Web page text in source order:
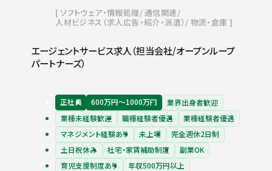
ソフトウェア・情報処理 通信関連
人材ビジネス（求人広告・紹介・派遣）
物流・倉庫
エージェントサービス求人（担当会社/オープンループ
パートナーズ）
正社員 600万円〜1000万円
業界出身者歓迎
業種未経験歓迎
職種経験者優遇
業種経験者優遇
マネジメント経験あり
未上場
完全週休2日制
土日祝休み
社宅・家賃補助制度
副業OK
育児支援制度あり
年収500万円以上